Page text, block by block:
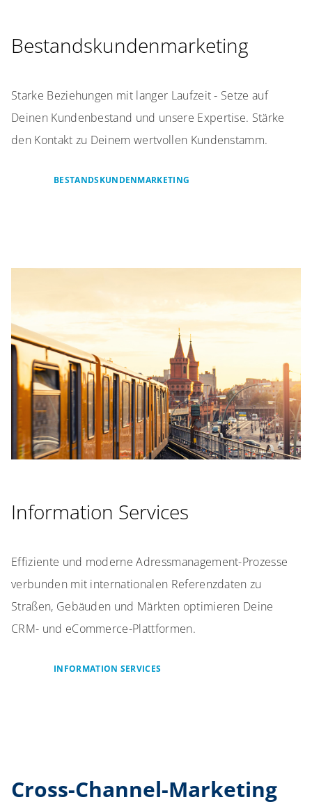
Bestandskundenmarketing
Starke Beziehungen mit langer Laufzeit - Setze auf
Deinen Kundenbestand und unsere Expertise. Stärke
den Kontakt zu Deinem wertvollen Kundenstamm.
BESTANDSKUNDENMARKETING
Information Services
Effiziente und moderne Adressmanagement-Prozesse
verbunden mit internationalen Referenzdaten zu
Straßen, Gebäuden und Märkten optimieren Deine
CRM- und eCommerce-Plattformen.
INFORMATION SERVICES
Cross-Channel-Marketing